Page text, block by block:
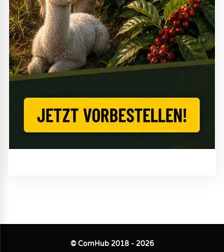
© CornHub 2018 - 2026